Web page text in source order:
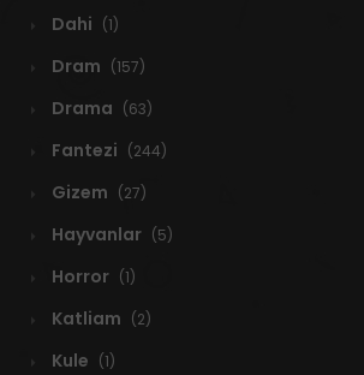
Dahi (1)
Dram (157)
Drama (63)
Fantezi (244)
Gizem (27)
Hayvanlar (5)
Horror (1)
Katliam (2)
Kule (1)